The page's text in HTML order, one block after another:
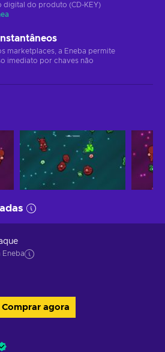
digital do produto (CD-KEY)
marketplaces, a Eneba permite
imediato por chaves não
Eneba
Comprar agora